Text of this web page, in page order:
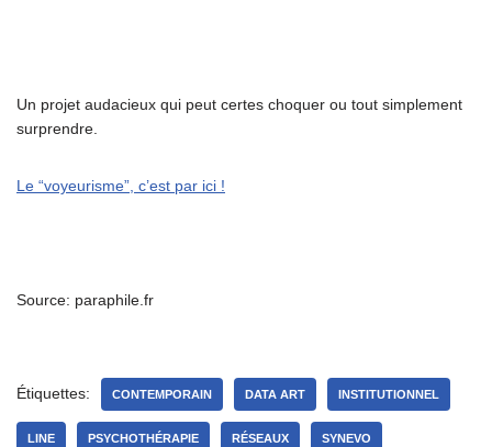
Un projet audacieux qui peut certes choquer ou tout simplement
surprendre.
Le “voyeurisme”, c’est par ici !
Source: paraphile.fr
Étiquettes: CONTEMPORAIN DATA ART INSTITUTIONNEL
LINE PSYCHOTHÉRAPIE RÉSEAUX SYNEVO